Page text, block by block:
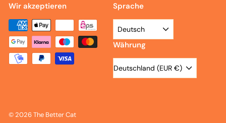
Wir akzeptieren Sprache
Deutsch
Währung
Deutschland (EUR €)
© 2026 The Better Cat